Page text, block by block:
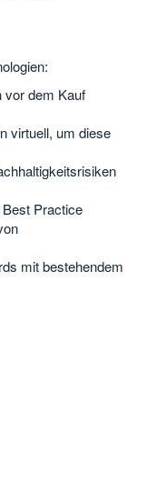
vor dem Kauf
virtuell, um diese
Practice
mit bestehendem